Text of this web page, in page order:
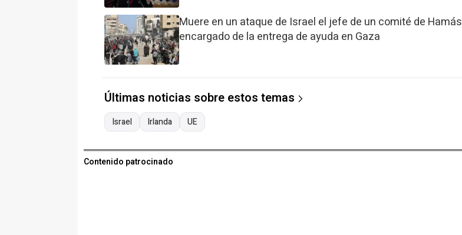
Muere en un ataque de Israel el jefe de un comité de Hamás
encargado de la entrega de ayuda en Gaza
Últimas noticias sobre estos temas
Israel Irlanda UE
Contenido patrocinado